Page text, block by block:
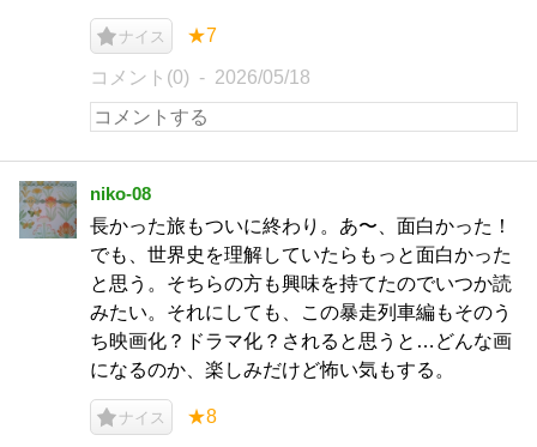
ナイス ★7
コメント(0) 2026/05/18
niko-08
長かった旅もついに終わり。あ〜、面白かった！
でも、世界史を理解していたらもっと面白かった
と思う。そちらの方も興味を持てたのでいつか読
みたい。それにしても、この暴走列車編もそのう
ち映画化？ドラマ化？されると思うと…どんな画
になるのか、楽しみだけど怖い気もする。
ナイス ★8